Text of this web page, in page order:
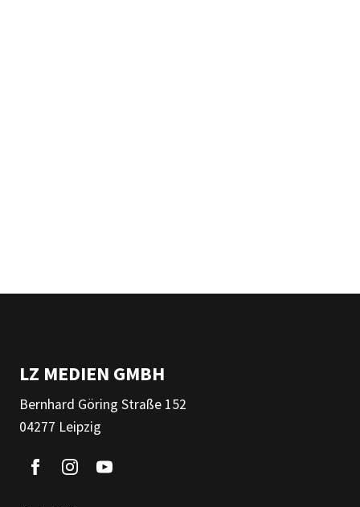
LZ MEDIEN GMBH
Bernhard Göring Straße 152
04277 Leipzig